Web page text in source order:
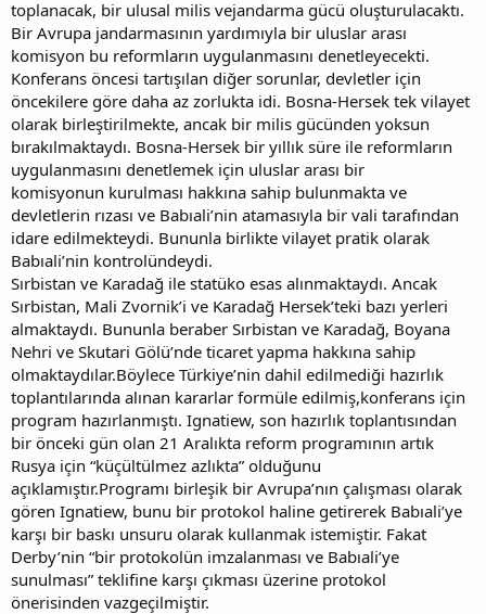
toplanacak, bir ulusal milis vejandarma gücü oluşturulacaktı.
Bir Avrupa jandarmasının yardımıyla bir uluslar arası
komisyon bu reformların uygulanmasını denetleyecekti.
Konferans öncesi tartışılan diğer sorunlar, devletler için
öncekilere göre daha az zorlukta idi. Bosna-Hersek tek vilayet
olarak birleştirilmekte, ancak bir milis gücünden yoksun
bırakılmaktaydı. Bosna-Hersek bir yıllık süre ile reformların
uygulanmasını denetlemek için uluslar arası bir
komisyonun kurulması hakkına sahip bulunmakta ve
devletlerin rızası ve Babıali’nin atamasıyla bir vali tarafından
idare edilmekteydi. Bununla birlikte vilayet pratik olarak
Babıali’nin kontrolündeydi.
Sırbistan ve Karadağ ile statüko esas alınmaktaydı. Ancak
Sırbistan, Mali Zvornik’i ve Karadağ Hersek’teki bazı yerleri
almaktaydı. Bununla beraber Sırbistan ve Karadağ, Boyana
Nehri ve Skutari Gölü’nde ticaret yapma hakkına sahip
olmaktaydılar.Böylece Türkiye’nin dahil edilmediği hazırlık
toplantılarında alınan kararlar formüle edilmiş,konferans için
program hazırlanmıştı. Ignatiew, son hazırlık toplantısından
bir önceki gün olan 21 Aralıkta reform programının artık
Rusya için “küçültülmez azlıkta” olduğunu
açıklamıştır.Programı birleşik bir Avrupa’nın çalışması olarak
gören Ignatiew, bunu bir protokol haline getirerek Babıali’ye
karşı bir baskı unsuru olarak kullanmak istemiştir. Fakat
Derby’nin “bir protokolün imzalanması ve Babıali’ye
sunulması” teklifine karşı çıkması üzerine protokol
önerisinden vazgeçilmiştir.